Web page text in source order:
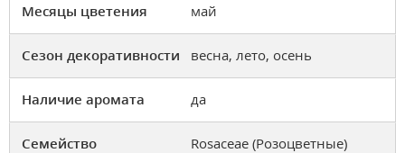
Месяцы цветения май
Сезон декоративности весна, лето, осень
Наличие аромата да
Семейство Rosaceae (Розоцветные)